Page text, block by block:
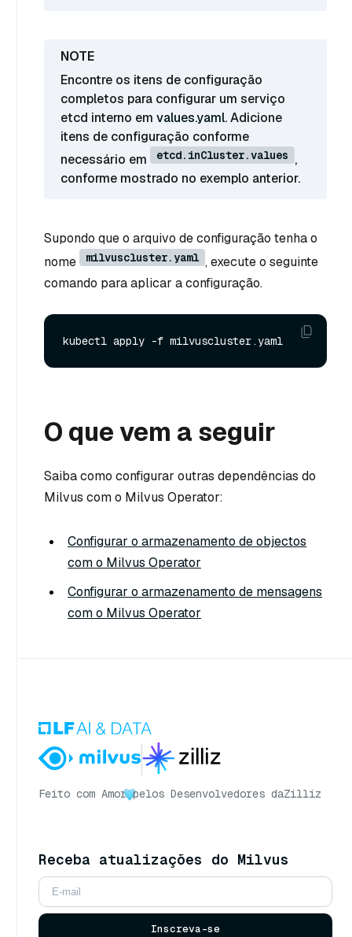
Encontre os itens de configuração
completos para configurar um serviço
etcd interno em values.yaml. Adicione
itens de configuração conforme
necessário em
etcd.inCluster.values ,
conforme mostrado no exemplo anterior.
Supondo que o arquivo de configuração tenha o
nome
milvuscluster.yaml , execute o seguinte
comando para aplicar a configuração.
O que vem a seguir
Saiba como configurar outras dependências do
Milvus com o Milvus Operator:
Configurar o armazenamento de objectos
com o Milvus Operator
Configurar o armazenamento de mensagens
com o Milvus Operator
Feito com Amor pelos Desenvolvedores daZilliz
Receba atualizações do Milvus
Inscreva-se